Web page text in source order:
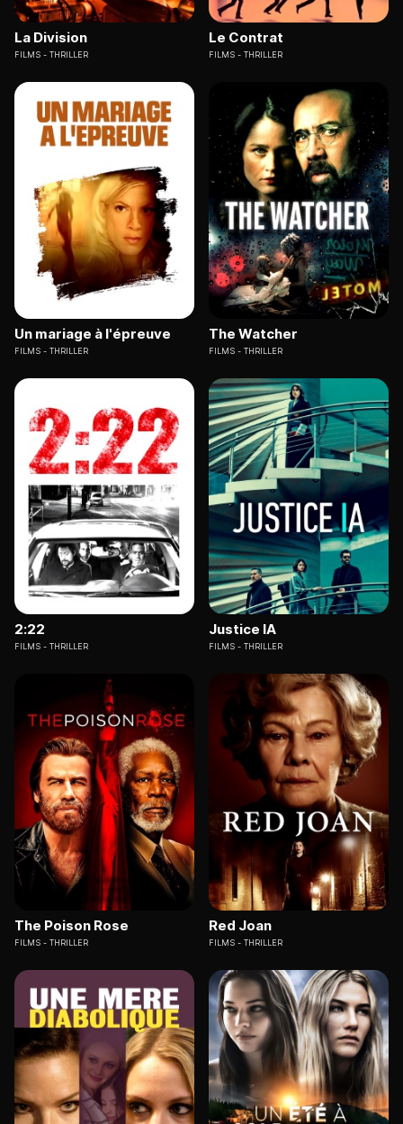
La Division
FILMS THRILLER
Le Contrat
FILMS THRILLER
Un mariage à l'épreuve
FILMS THRILLER
The Watcher
FILMS THRILLER
2:22
FILMS THRILLER
Justice IA
FILMS THRILLER
The Poison Rose
FILMS THRILLER
Red Joan
FILMS THRILLER